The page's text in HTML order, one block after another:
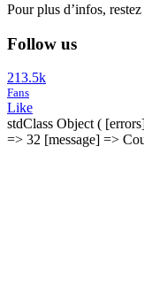
Pour plus d’infos,
Follow us
213.5k
Fans
Like
stdClass Object (
=> 32 [message] =>